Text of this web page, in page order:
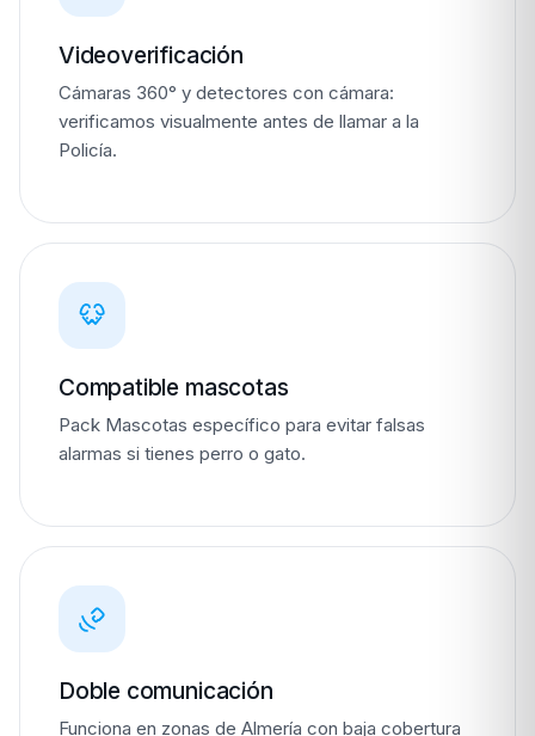
Videoverificación
Cámaras 360° y detectores con cámara:
verificamos visualmente antes de llamar a la
Policía.
Compatible mascotas
Pack Mascotas específico para evitar falsas
alarmas si tienes perro o gato.
Doble comunicación
Funciona en zonas de Almería con baja cobertura